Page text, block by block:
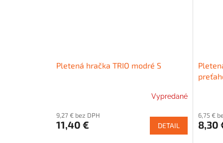
Pletená hračka TRIO modré S
Vypredané
9,27 € bez DPH
11,40 € DETAIL
6,75 €
8,30